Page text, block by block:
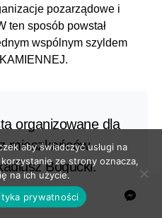
pozarządowe i
ten sposób powstał
wspólnym szyldem
organizowane dla
mieszkańców –
Bogucki.
aby świadczyć usługi na
ze strony oznacza,
na ich użycie.
prywatności